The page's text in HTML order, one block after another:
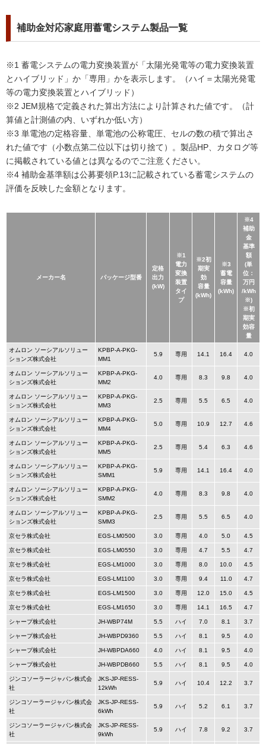
補助金対応家庭用蓄電システム製品一覧
※1 蓄電システムの電力変換装置が「太陽光発電等の電力変換装置
とハイブリッド」か「専用」かを表示します。（ハイ＝太陽光発電
等の電力変換装置とハイブリッド）
※2 JEM規格で定義された算出方法により計算された値です。（計
算値と計測値の内、いずれか低い方）
※3 単電池の定格容量、単電池の公称電圧、セルの数の積で算出さ
れた値です（小数点第二位以下は切り捨て）。製品HP、カタログ等
に掲載されている値とは異なるのでご注意ください。
※4 補助金基準額は公募要領P.13に記載されている蓄電システムの
評価を反映した金額となります。
メーカー名 パッケージ型番
定格
出力
(kW)
※1
電力
変換
装置
タイ
プ
※2初
期実
効
容量
(kWh)
※3
蓄電
容量
(kWh)
※4
補助
金
基準
額
(単
位：
万円
/kWh
※)
※初
期実
効容
量
オムロン ソーシアルソリュー
ションズ株式会社
KPBP-A-PKG-
MM1
5.9 専用 14.1 16.4 4.0
オムロン ソーシアルソリュー
ションズ株式会社
KPBP-A-PKG-
MM2
4.0 専用 8.3 9.8 4.0
オムロン ソーシアルソリュー
ションズ株式会社
KPBP-A-PKG-
MM3
2.5 専用 5.5 6.5 4.0
オムロン ソーシアルソリュー
ションズ株式会社
KPBP-A-PKG-
MM4
5.0 専用 10.9 12.7 4.6
オムロン ソーシアルソリュー
ションズ株式会社
KPBP-A-PKG-
MM5
2.5 専用 5.4 6.3 4.6
オムロン ソーシアルソリュー
ションズ株式会社
KPBP-A-PKG-
SMM1
5.9 専用 14.1 16.4 4.0
オムロン ソーシアルソリュー
ションズ株式会社
KPBP-A-PKG-
SMM2
4.0 専用 8.3 9.8 4.0
オムロン ソーシアルソリュー
ションズ株式会社
KPBP-A-PKG-
SMM3
2.5 専用 5.5 6.5 4.0
京セラ株式会社 EGS-LM0500 3.0 専用 4.0 5.0 4.5
京セラ株式会社 EGS-LM0550 3.0 専用 4.7 5.5 4.7
京セラ株式会社 EGS-LM1000 3.0 専用 8.0 10.0 4.5
京セラ株式会社 EGS-LM1100 3.0 専用 9.4 11.0 4.7
京セラ株式会社 EGS-LM1500 3.0 専用 12.0 15.0 4.5
京セラ株式会社 EGS-LM1650 3.0 専用 14.1 16.5 4.7
シャープ株式会社 JH-WBP74M 5.5 ハイ 7.0 8.1 3.7
シャープ株式会社 JH-WBPD9360 5.5 ハイ 8.1 9.5 4.0
シャープ株式会社 JH-WBPDA660 4.0 ハイ 8.1 9.5 4.0
シャープ株式会社 JH-WBPDB660 5.5 ハイ 8.1 9.5 4.0
ジンコソーラージャパン株式会
社
JKS-JP-RESS-
12kWh
5.9 ハイ 10.4 12.2 3.7
ジンコソーラージャパン株式会
社
JKS-JP-RESS-
6kWh
5.9 ハイ 5.2 6.1 3.7
ジンコソーラージャパン株式会
社
JKS-JP-RESS-
9kWh
5.9 ハイ 7.8 9.2 3.7